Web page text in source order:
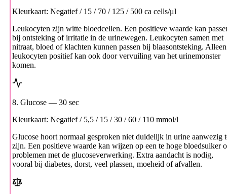
Kleurkaart: Negatief / 15 / 70 / 125 / 500 ca cells/μl
Leukocyten zijn witte bloedcellen. Een positieve waarde kan
bij ontsteking of irritatie in de urinewegen. Leukocyten samen met
nitraat, bloed of klachten kunnen passen bij blaasontsteking. Alleen
leukocyten positief kan ook door vervuiling van het urinemonster
komen.
8. Glucose — 30 sec
Kleurkaart: Negatief / 5,5 / 15 / 30 / 60 / 110 mmol/l
Glucose hoort normaal gesproken niet duidelijk in urine aanwezig
zijn. Een positieve waarde kan wijzen op een te hoge bloedsuiker
problemen met de glucoseverwerking. Extra aandacht is nodig,
vooral bij diabetes, dorst, veel plassen, moeheid of afvallen.